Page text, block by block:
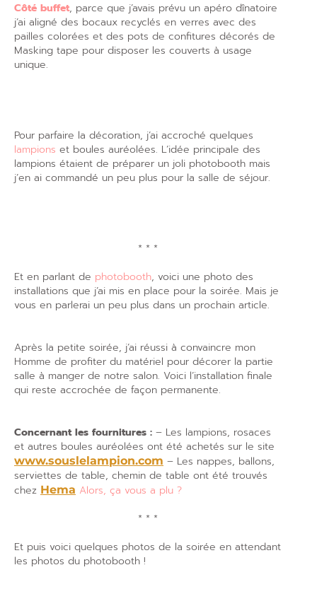
Côté buffet, parce que j’avais prévu un apéro dînatoire
j’ai aligné des bocaux recyclés en verres avec des
pailles colorées et des pots de confitures décorés de
Masking tape pour disposer les couverts à usage
unique.
Pour parfaire la décoration, j’ai accroché quelques
lampions et boules auréolées. L’idée principale des
lampions étaient de préparer un joli photobooth mais
j’en ai commandé un peu plus pour la salle de séjour.
* * *
Et en parlant de photobooth, voici une photo des
installations que j’ai mis en place pour la soirée. Mais je
vous en parlerai un peu plus dans un prochain article.
Après la petite soirée, j’ai réussi à convaincre mon
Homme de profiter du matériel pour décorer la partie
salle à manger de notre salon. Voici l’installation finale
qui reste accrochée de façon permanente.
Concernant les fournitures : – Les lampions, rosaces
et autres boules auréolées ont été achetés sur le site
www.souslelampion.com – Les nappes, ballons,
serviettes de table, chemin de table ont été trouvés
chez Hema Alors, ça vous a plu ?
* * *
Et puis voici quelques photos de la soirée en attendant
les photos du photobooth !